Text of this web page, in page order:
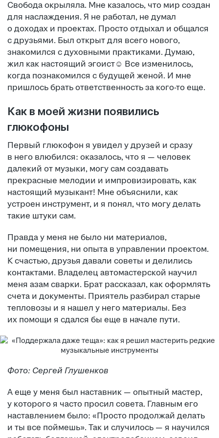
Свобода окрыляла. Мне казалось, что мир создан
для наслаждения. Я не работал, не думал
о доходах и проектах. Просто отдыхал и общался
с друзьями. Был открыт для всего нового,
знакомился с духовными практиками. Думаю,
жил как настоящий эгоист☺ Все изменилось,
когда познакомился с будущей женой. И мне
пришлось брать ответственность за кого-то еще.
Как в моей жизни появились
глюкофоны
Первый глюкофон я увидел у друзей и сразу
в него влюбился: оказалось, что я — человек
далекий от музыки, могу сам создавать
прекрасные мелодии и импровизировать, как
настоящий музыкант! Мне объяснили, как
устроен инструмент, и я понял, что могу делать
такие штуки сам.
Правда у меня не было ни материалов,
ни помещения, ни опыта в управлении проектом.
К счастью, друзья давали советы и делились
контактами. Владелец автомастерской научил
меня азам сварки. Брат рассказал, как оформлять
счета и документы. Приятель разбирал старые
тепловозы и я нашел у него материалы. Без
их помощи я сдался бы еще в начале пути.
Фото: Сергей Глушенков
А еще у меня был наставник — опытный мастер,
у которого я часто просил совета. Главным его
наставлением было: «Просто продолжай делать
и ты все поймешь». Так и случилось — я научился